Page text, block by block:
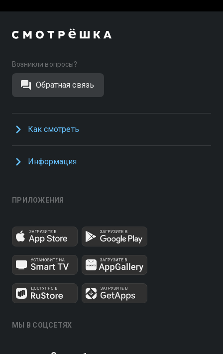
Возникли вопросы?
Обратная связь
Как смотреть
Информация
ПРИЛОЖЕНИЯ
МЫ В СОЦСЕТЯХ